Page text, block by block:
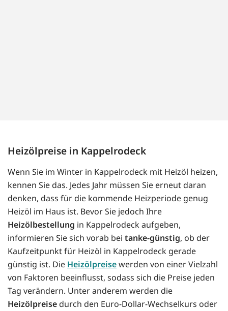
Heizölpreise in Kappelrodeck
Wenn Sie im Winter in Kappelrodeck mit Heizöl heizen,
kennen Sie das. Jedes Jahr müssen Sie erneut daran
denken, dass für die kommende Heizperiode genug
Heizöl im Haus ist. Bevor Sie jedoch Ihre
Heizölbestellung in Kappelrodeck aufgeben,
informieren Sie sich vorab bei tanke-günstig, ob der
Kaufzeitpunkt für Heizöl in Kappelrodeck gerade
günstig ist. Die Heizölpreisewerden von einer Vielzahl
von Faktoren beeinflusst, sodass sich die Preise jeden
Tag verändern. Unter anderem werden die
Heizölpreise durch den Euro-Dollar-Wechselkurs oder